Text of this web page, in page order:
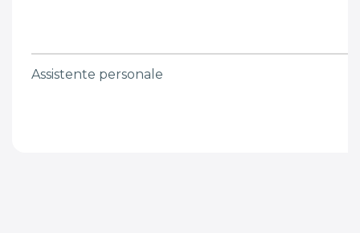
Assistente personale